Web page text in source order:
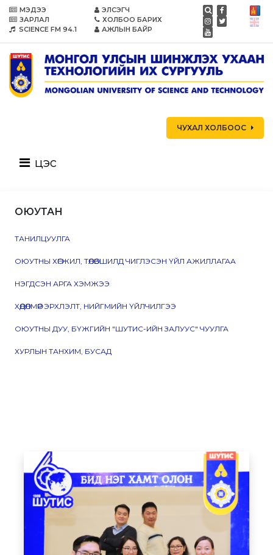
МЭДЭЭ
ЗАРЛАЛ
SCIENCE FM 94.1
ЭЛСЭГЧ
ХОЛБОО БАРИХ
АЖЛЫН БАЙР
ЧУХАЛ ХОЛБООС
цэс
ОЮУТАН
ТАНИЛЦУУЛГА
ОЮУТНЫ ХӨГЖИЛ, ТӨЛӨВШИЛД ЧИГЛЭСЭН ҮЙЛ АЖИЛЛАГАА
НЭГДСЭН АРГА ХЭМЖЭЭ
ХӨДӨЛМӨР ЭРХЛЭЛТ, НИЙГМИЙН ҮЙЛЧИЛГЭЭ
ОЮУТНЫ ДУУ, БҮЖГИЙН "ШУТИС-ИЙН ЗАЛУУС" ЧУУЛГА
ХУРЛЫН ТАНХИМ, БУСАД